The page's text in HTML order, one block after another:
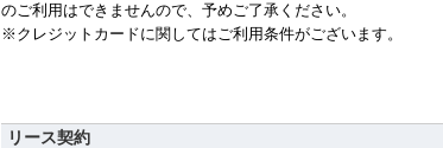
のご利用はできませんので、予めご了承ください。
※クレジットカードに関してはご利用条件がございます。
リース契約